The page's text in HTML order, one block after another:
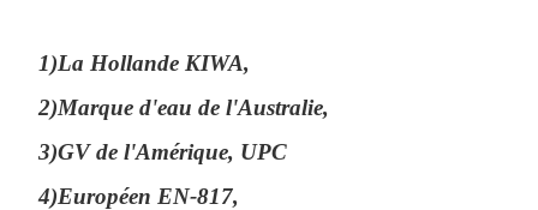
1)La Hollande KIWA,
2)Marque d'eau de l'Australie,
3)GV de l'Amérique, UPC
4)Européen EN-817,